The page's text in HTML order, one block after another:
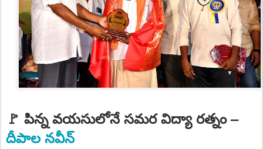
🚩 పిన్న వయసులోనే సమర విద్యా రత్నం –
దీపాల నవీన్